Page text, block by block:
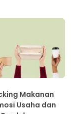
Makanan
Usaha dan